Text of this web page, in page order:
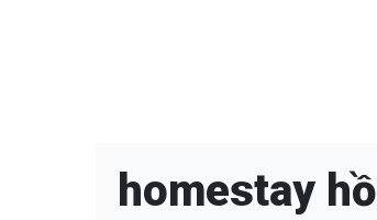
homestay hồ